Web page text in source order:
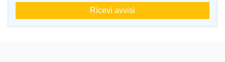
Ricevi avvisi